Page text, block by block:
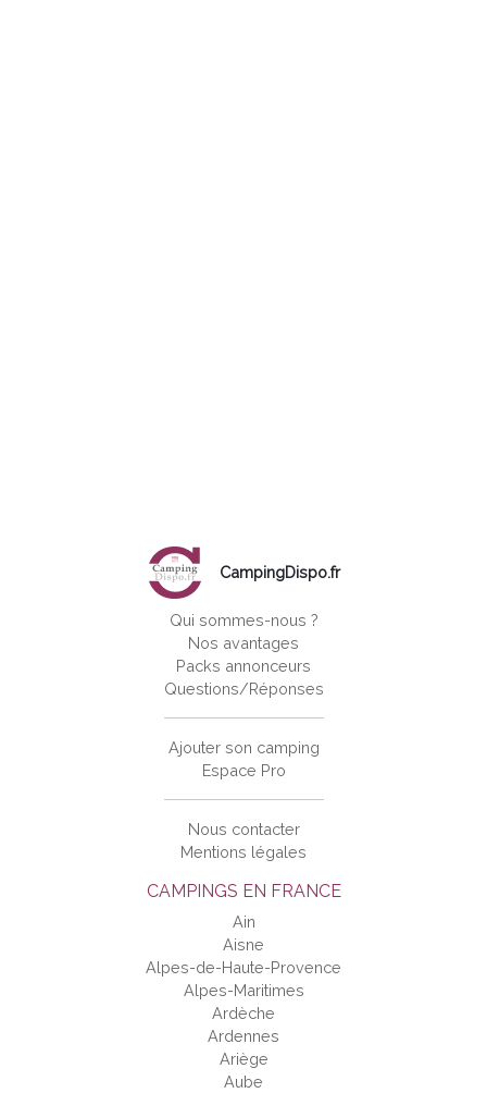
CAMPINGS EN FRANCE
Ain
Aisne
Alpes-de-Haute-Provence
Alpes-Maritimes
Ardèche
Ardennes
Ariège
Aube
CampingDispo.fr
Qui sommes-nous ?
Nos avantages
Packs annonceurs
Questions/Réponses
Ajouter son camping
Espace Pro
Nous contacter
Mentions légales